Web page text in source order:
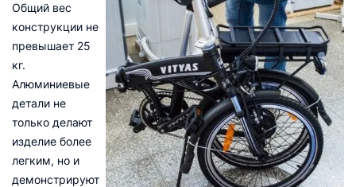
Общий вес
конструкции не
превышает 25
кг.
Алюминиевые
детали не
только делают
изделие более
легким, но и
демонстрируют